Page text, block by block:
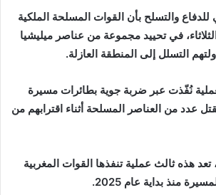
والتسلح بأن القوات المسلحة الملكية
في تحييد مجموعة من عناصر ميليشيا
التسلل إلى المنطقة العازلة.
نُفّذت عبر ضربة جوية بطائرات مسيرة
عدد من العناصر المسلحة أثناء اقترابهم من
تعد هذه ثالث عملية تنفذها القوات المغربية
منذ بداية عام 2025.